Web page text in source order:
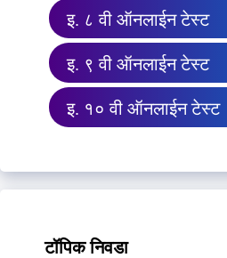
इ. ८ वी ऑनलाईन टेस्ट
इ. ९ वी ऑनलाईन टेस्ट
इ. १० वी ऑनलाईन टेस्ट
टॉपिक निवडा